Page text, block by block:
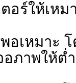
อร์ให้เห
อเหมาะ
ภาพให้ต่